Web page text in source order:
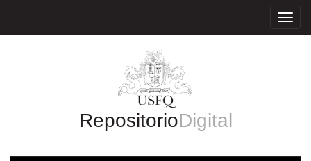
RepositorioDigital